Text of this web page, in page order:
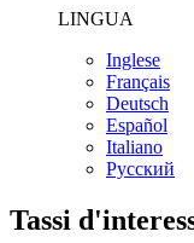
LINGUA
Inglese
Français
Deutsch
Español
Italiano
Pусский
Tassi